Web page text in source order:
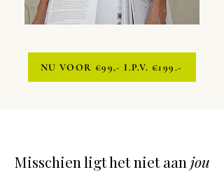
NU VOOR €99,- I.P.V. €199.-
Misschien ligt het niet aan jou